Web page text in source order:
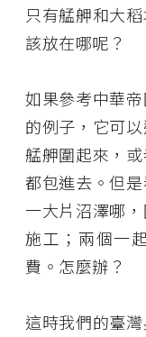
只有艋舺和大
該放在哪呢？
如果參考中華
的例子，它可
艋舺圍起來，
都包進去。但
一大片沼澤哪
施工；兩個一
費。怎麼辦？
這時我們的臺